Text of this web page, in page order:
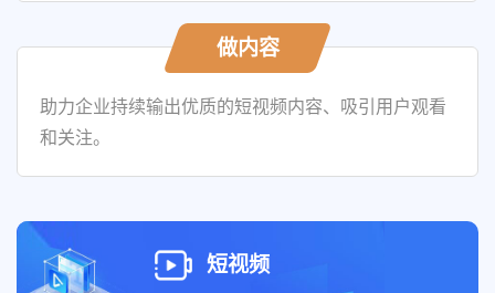
做内容
助力企业持续输出优质的短视频内容、吸引用户观看
和关注。
短视频